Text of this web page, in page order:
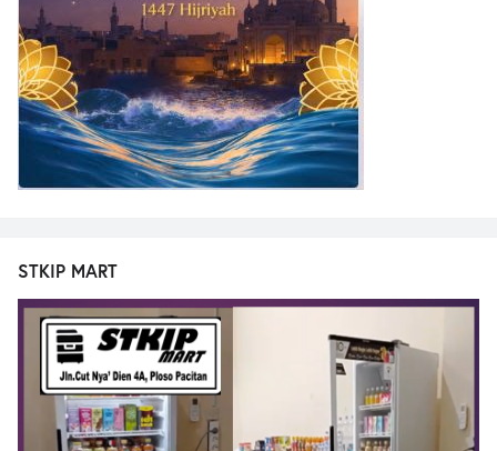
STKIP MART